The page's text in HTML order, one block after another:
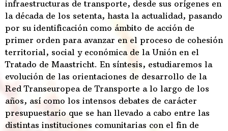
infraestructuras de transporte, desde sus orígenes en
la década de los setenta, hasta la actualidad, pasando
por su identificación como ámbito de acción de
primer orden para avanzar en el proceso de cohesión
territorial, social y económica de la Unión en el
Tratado de Maastricht. En síntesis, estudiaremos la
evolución de las orientaciones de desarrollo de la
Red Transeuropea de Transporte a lo largo de los
años, así como los intensos debates de carácter
presupuestario que se han llevado a cabo entre las
distintas instituciones comunitarias con el fin de